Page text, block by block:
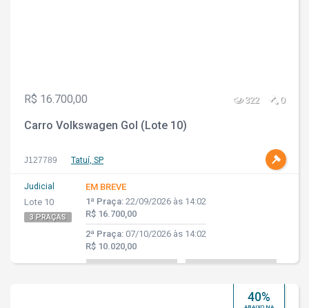
R$ 16.700,00 322 0
Carro Volkswagen Gol (Lote 10)
J127789 Tatuí, SP
Judicial
Lote 10
3 PRAÇAS
EM BREVE
1ª Praça: 22/09/2026 às 14:02
R$ 16.700,00
2ª Praça: 07/10/2026 às 14:02
R$ 10.020,00
40%